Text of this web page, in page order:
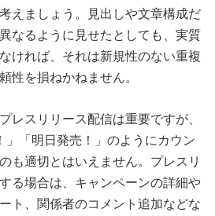
えましょう。見出しや文章構成だ
なるように見せたとしても、実質
ければ、それは新規性のない重複
性を損ねかねません。
レスリリース配信は重要ですが、
」「明日発売！」のようにカウン
も適切とはいえません。プレスリ
る場合は、キャンペーンの詳細や
ト、関係者のコメント追加などな